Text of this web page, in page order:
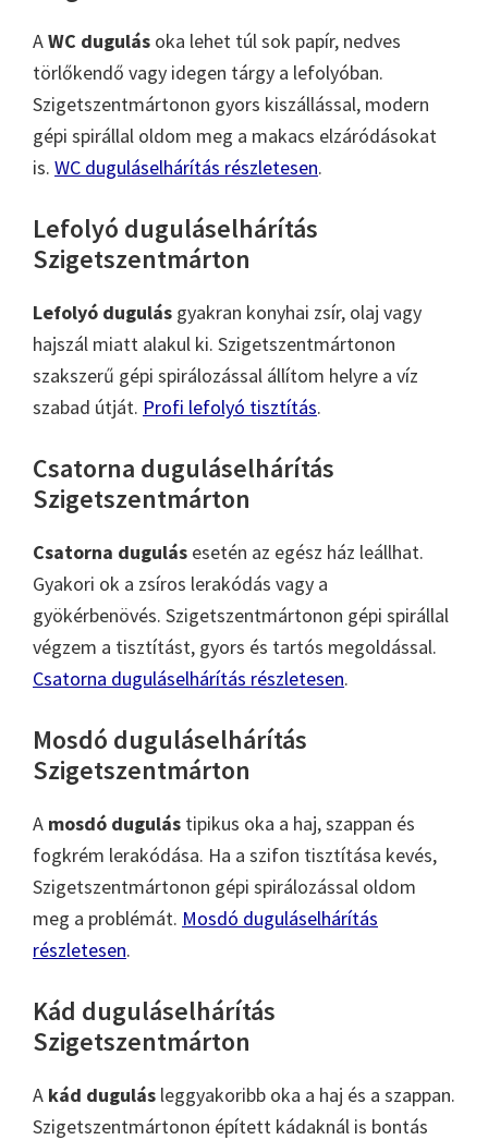
AWC dugulás oka lehet túl sok papír, nedves
törlőkendő vagy idegen tárgy a lefolyóban.
Szigetszentmártonon gyors kiszállással, modern
gépi spirállal oldom meg a makacs elzáródásokat
is. WC duguláselhárítás részletesen.
Lefolyó duguláselhárítás
Szigetszentmárton
Lefolyó dugulás gyakran konyhai zsír, olaj vagy
hajszál miatt alakul ki. Szigetszentmártonon
szakszerű gépi spirálozással állítom helyre a víz
szabad útját. Profi lefolyó tisztítás.
Csatorna duguláselhárítás
Szigetszentmárton
Csatorna dugulás esetén az egész ház leállhat.
Gyakori ok a zsíros lerakódás vagy a
gyökérbenövés. Szigetszentmártonon gépi spirállal
végzem a tisztítást, gyors és tartós megoldással.
Csatorna duguláselhárítás részletesen.
Mosdó duguláselhárítás
Szigetszentmárton
A mosdó dugulás tipikus oka a haj, szappan és
fogkrém lerakódása. Ha a szifon tisztítása kevés,
Szigetszentmártonon gépi spirálozással oldom
meg a problémát. Mosdó duguláselhárítás
részletesen.
Kád duguláselhárítás
Szigetszentmárton
A kád dugulás leggyakoribb oka a haj és a szappan.
Szigetszentmártonon épített kádaknál is bontás